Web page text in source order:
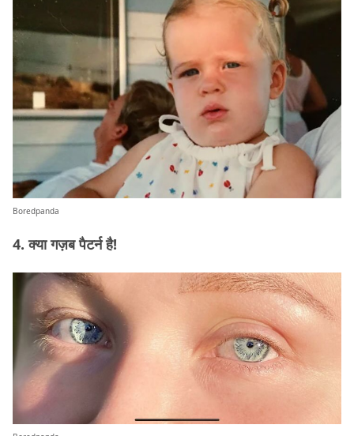
Boredpanda
4. क्या गज़ब पैटर्न है!